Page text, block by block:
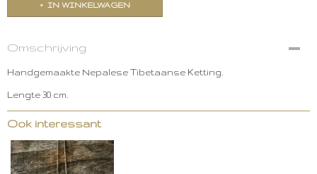
IN WINKELWAGEN
Omschrijving
Handgemaakte Nepalese Tibetaanse Ketting.
Lengte 30 cm.
Ook interessant